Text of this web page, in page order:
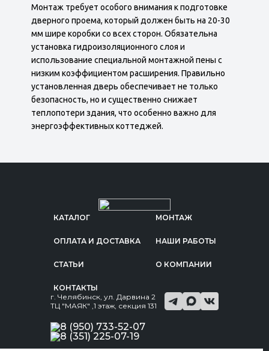
Монтаж требует особого внимания к подготовке
дверного проема, который должен быть на 20-30
мм шире коробки со всех сторон. Обязательна
установка гидроизоляционного слоя и
использование специальной монтажной пены с
низким коэффициентом расширения. Правильно
установленная дверь обеспечивает не только
безопасность, но и существенно снижает
теплопотери здания, что особенно важно для
энергоэффективных коттеджей.
КАТАЛОГ МОНТАЖ
ОПЛАТА И ДОСТАВКА НАШИ РАБОТЫ
СТАТЬИ О КОМПАНИИ
КОНТАКТЫ
г. Челябинск, ул. Дарвина 2
ТЦ "МАЯК" ,1 этаж, секция 131
8 (950) 733-52-07
8 (351) 225-07-19